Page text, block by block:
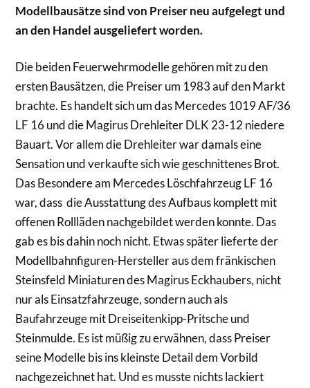
Modellbausätze sind von Preiser neu aufgelegt und
an den Handel ausgeliefert worden.
Die beiden Feuerwehrmodelle gehören mit zu den
ersten Bausätzen, die Preiser um 1983 auf den Markt
brachte. Es handelt sich um das Mercedes 1019 AF/36
LF 16 und die Magirus Drehleiter DLK 23-12 niedere
Bauart. Vor allem die Drehleiter war damals eine
Sensation und verkaufte sich wie geschnittenes Brot.
Das Besondere am Mercedes Löschfahrzeug LF 16
war, dass die Ausstattung des Aufbaus komplett mit
offenen Rollläden nachgebildet werden konnte. Das
gab es bis dahin noch nicht. Etwas später lieferte der
Modellbahnfiguren-Hersteller aus dem fränkischen
Steinsfeld Miniaturen des Magirus Eckhaubers, nicht
nur als Einsatzfahrzeuge, sondern auch als
Baufahrzeuge mit Dreiseitenkipp-Pritsche und
Steinmulde. Es ist müßig zu erwähnen, dass Preiser
seine Modelle bis ins kleinste Detail dem Vorbild
nachgezeichnet hat. Und es musste nichts lackiert